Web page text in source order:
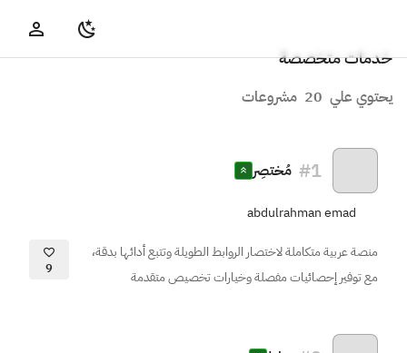
خدمات متخصصة
يحتوي علي 20 مشروعات
#1 مُختصِر
abdulrahman emad
منصة عربية متكاملة لاختصار الروابط الطويلة وتتبع أدائها بدقة،
مع توفير إحصائيات مفصلة وخيارات تخصيص متقدمة
9